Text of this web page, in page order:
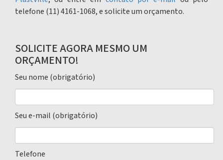
telefone (11) 4161-1068, e solicite um orçamento.
SOLICITE AGORA MESMO UM
ORÇAMENTO!
Seu nome (obrigatório)
Seu e-mail (obrigatório)
Telefone